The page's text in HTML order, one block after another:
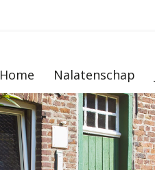
Home Nalatenschap